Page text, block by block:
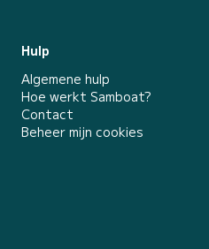
Hulp
Algemene hulp
Hoe werkt Samboat?
Contact
Beheer mijn cookies